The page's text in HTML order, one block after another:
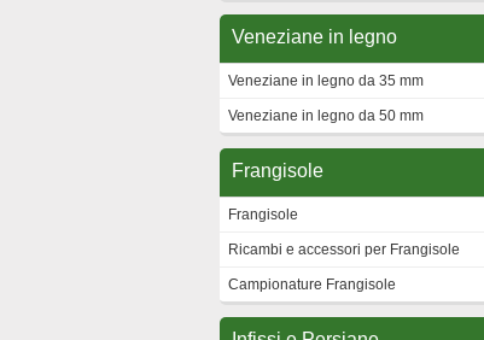
Veneziane in legno
Veneziane in legno da 35 mm
Veneziane in legno da 50 mm
Frangisole
Frangisole
Ricambi e accessori per Frangisole
Campionature Frangisole